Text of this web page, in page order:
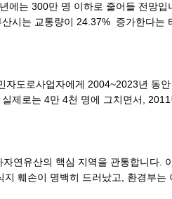
는 300만 명 이하로 줄어들 전망
시는 교통량이 24.37% 증가한다는
도로사업자에게 2004~2023년 동
제로는 4만 4천 명에 그치면서,
연유산의 핵심 지역을 관통합니다.
훼손이 명백히 드러났고, 환경부